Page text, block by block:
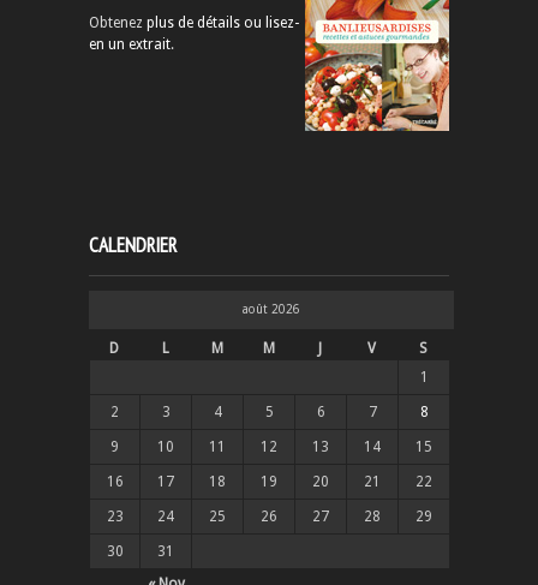
Obtenez plus de détails ou lisez-
en un extrait.
CALENDRIER
août 2026
D L M M J V S
1
2 3 4 5 6 7 8
9 10 11 12 13 14 15
16 17 18 19 20 21 22
23 24 25 26 27 28 29
30 31